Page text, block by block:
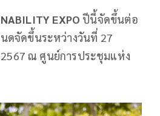
EXPOปีนี้จัดขึ้นต่อ
ดจัดขึ้นระหว่างวันที่ 27
ณ ศูนย์การประชุมแห่ง